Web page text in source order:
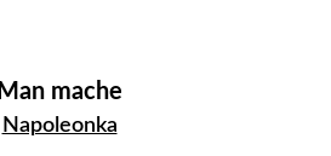
Man mache
Napoleonka